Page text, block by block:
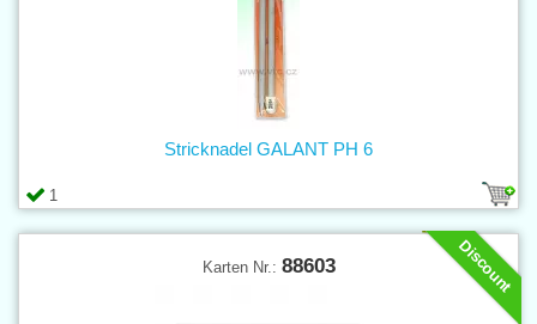
1
Stricknadel GALANT PH 6
Discount
Karten Nr.: 88603